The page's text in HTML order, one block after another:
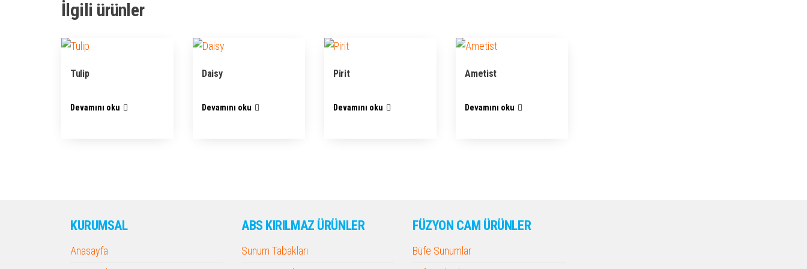
İlgili ürünler
Tulip
Devamını oku
Daisy
Devamını oku
Pirit
Devamını oku
Ametist
Devamını oku
KURUMSAL
Anasayfa
ABS KIRILMAZ ÜRÜNLER
Sunum Tabakları
FÜZYON CAM ÜRÜNLER
Büfe Sunumlar